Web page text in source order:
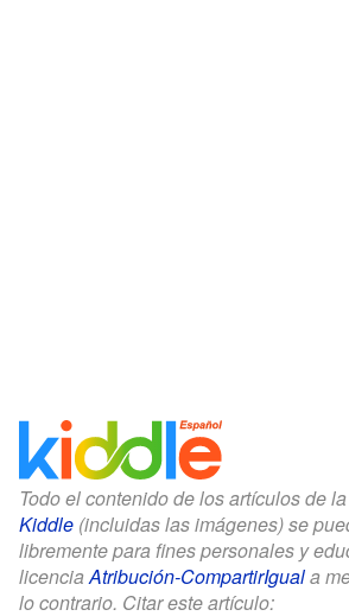
Todo el contenido de los artículos de la
Kiddle (incluidas las imágenes) se
libremente para fines personales y
licencia Atribución-CompartirIguala
lo contrario. Citar este artículo: